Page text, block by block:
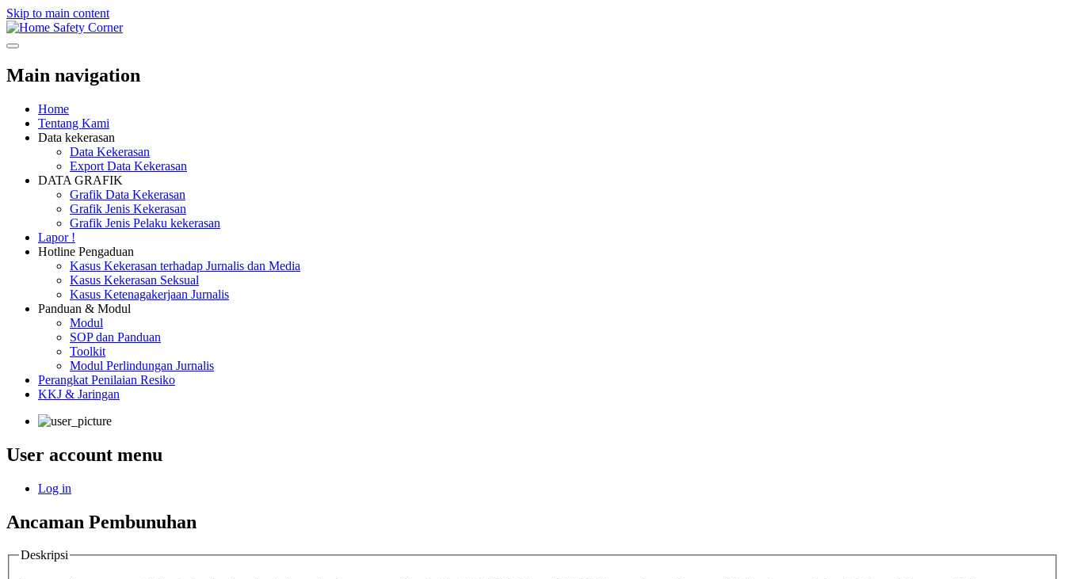
Skip to main content
Safety Corner
Main navigation
Home
Tentang Kami
Data kekerasan
Data Kekerasan
Export Data Kekerasan
DATA GRAFIK
Grafik Data Kekerasan
Grafik Jenis Kekerasan
Grafik Jenis Pelaku kekerasan
Lapor !
Hotline Pengaduan
Kasus Kekerasan terhadap Jurnalis dan Media
Kasus Kekerasan Seksual
Kasus Ketenagakerjaan Jurnalis
Panduan & Modul
Modul
SOP dan Panduan
Toolkit
Modul Perlindungan Jurnalis
Perangkat Penilaian Resiko
KKJ & Jaringan
User account menu
Log in
Ancaman Pembunuhan
Deskripsi